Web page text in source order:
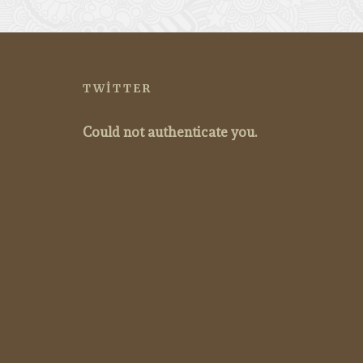
TWITTER
Could not authenticate you.